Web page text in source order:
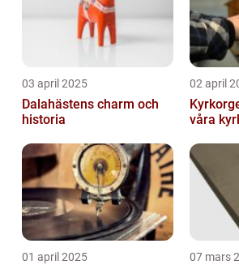
03 april 2025
Dalahästens charm och
historia
02 april
våra
01 april 2025 07 mars